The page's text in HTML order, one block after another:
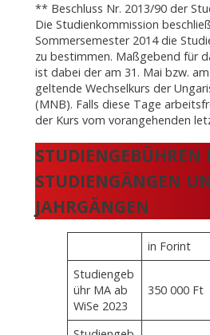
** Beschluss Nr. 2013/90 der
Die Studienkommission
Sommersemester 2014 die
zu bestimmen. Maßgebend für
ist dabei der am 31. Mai bzw.
geltende Wechselkurs der
(MNB). Falls diese Tage
der Kurs vom vorangehenden
STUDIENGEBÜHREN
STUDIENGÄNGEN
JAHRGÄNGEN
in Forint
Studiengeb
ühr MA ab
WiSe 2023
350 000 Ft